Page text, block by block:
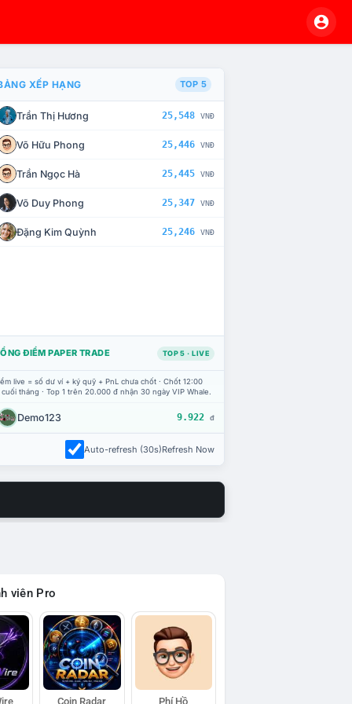
CHẾ TÀI XỬ LÝ VI PHẠM
XẾP HẠNG TOP 5
Trần Thị Hương 25,548 VNĐ
Võ Hữu Phong 25,446 VNĐ
Trần Ngọc Hà 25,445 VNĐ
Võ Duy Phong 25,347 VNĐ
Đặng Kim Quỳnh 25,246 VNĐ
ĐIỂM PAPER TRADE TOP 5 · LIVE
live = số dư ví + ký quỹ + PnL chưa chốt · Chốt 12:00
tháng · Top 1 trên 20.000 đ nhận 30 ngày VIP Whale.
Demo123 9.922 đ
Auto-refresh (30s)Refresh Now
viên Pro
Coin Radar Phí Hồ